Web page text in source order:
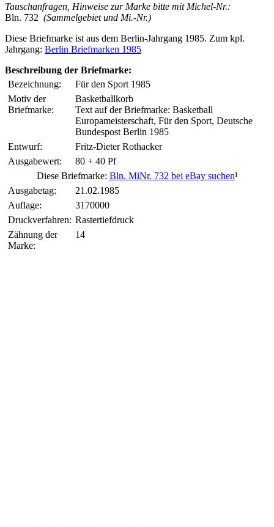
Tauschanfragen, Hinweise zur Marke bitte mit Michel-Nr.:
Bln. 732 (Sammelgebiet und Mi.-Nr.)
Diese Briefmarke ist aus dem Berlin-Jahrgang 1985. Zum kpl.
Jahrgang: Berlin Briefmarken 1985
Beschreibung der Briefmarke:
Bezeichnung:
Für den Sport 1985
Motiv der
Briefmarke:
Basketballkorb
Text auf der Briefmarke: Basketball
Europameisterschaft, Für den Sport, Deutsche
Bundespost Berlin 1985
Entwurf:
Fritz-Dieter Rothacker
Ausgabewert:
80 + 40 Pf
Diese Briefmarke: Bln. MiNr. 732 bei eBay suchen¹
Ausgabetag:
21.02.1985
Auflage:
3170000
Druckverfahren: Rastertiefdruck
Zähnung der
Marke:
14